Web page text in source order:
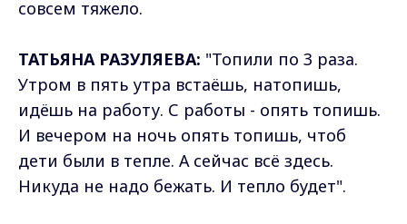
совсем тяжело.
ТАТЬЯНА РАЗУЛЯЕВА: "Топили по 3 раза.
Утром в пять утра встаёшь, натопишь,
идёшь на работу. С работы - опять топишь.
И вечером на ночь опять топишь, чтоб
дети были в тепле. А сейчас всё здесь.
Никуда не надо бежать. И тепло будет".